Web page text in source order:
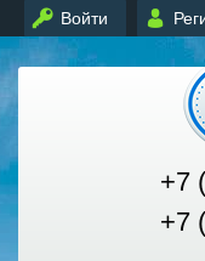
Войти
+7
+7